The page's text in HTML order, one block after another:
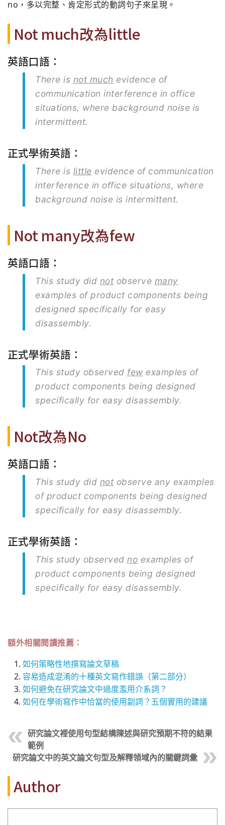
no，多以完整、肯定形式的動詞句子來呈現。
Not much改為little
英語口語：
There is not much evidence of
communication interference in office
situations, where background noise is
intermittent.
正式學術英語：
There is little evidence of communication
interference in office situations, where
background noise is intermittent.
Not many改為few
英語口語：
This study did not observe many
examples of product components being
designed specifically for easy
disassembly.
正式學術英語：
This study observed few examples of
product components being designed
specifically for easy disassembly.
Not改為No
英語口語：
This study did not observe any examples
of product components being designed
specifically for easy disassembly.
正式學術英語：
This study observed no examples of
product components being designed
specifically for easy disassembly.
額外相關閱讀推薦：
如何策略性地撰寫論文草稿
容易造成混淆的十種英文寫作錯誤（第二部分）
如何避免在研究論文中過度濫用介系詞？
如何在學術寫作中恰當的使用副詞？五個實用的建議
研究論文裡使用句型結構陳述與研究預期不符的結果
範例
研究論文中的英文論文句型及解釋領域內的關鍵詞彙
Author